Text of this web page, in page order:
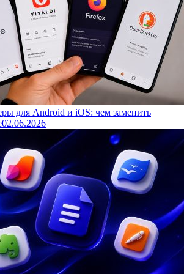
для Android и iOS: чем заменить
02.06.2026